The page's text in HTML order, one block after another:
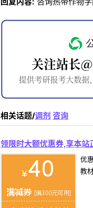
相关话题/调剂 咨询
领限时大额优惠券,享本站
优
教